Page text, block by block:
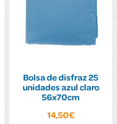
Bolsa de disfraz 25
unidades azul claro
56x70cm
14,50€